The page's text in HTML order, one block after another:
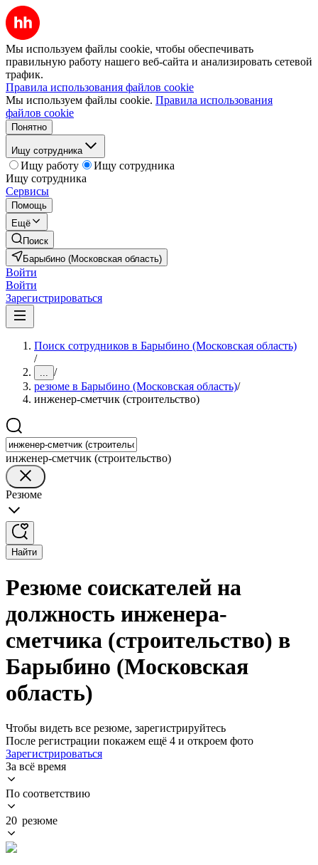
Мы используем файлы cookie, чтобы обеспечивать
правильную работу нашего веб-сайта и анализировать сетевой
трафик.
Правила использования файлов cookie
Мы используем файлы cookie. Правила использования
файлов cookie
Понятно
Ищу сотрудника
Ищу работу
Ищу сотрудника
Ищу сотрудника
Сервисы
Помощь
Ещё
Поиск
Барыбино (Московская область)
Войти
Войти
Зарегистрироваться
Поиск сотрудников в Барыбино (Московская область)
/
... /
резюме в Барыбино (Московская область)/
инженер-сметчик (строительство)
инженер-сметчик (строительство)
Резюме
Найти
Резюме соискателей на
должность инженера-
сметчика (строительство) в
Барыбино (Московская
область)
Чтобы видеть все резюме, зарегистрируйтесь
После регистрации покажем ещё 4 и откроем фото
Зарегистрироваться
За всё время
По соответствию
20 резюме